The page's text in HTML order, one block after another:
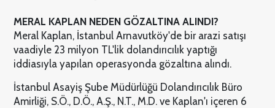
MERAL KAPLAN NEDEN GÖZALTINA ALINDI?
Meral Kaplan, İstanbul Arnavutköy'de bir arazi satışı
vaadiyle 23 milyon TL'lik dolandırıcılık yaptığı
iddiasıyla yapılan operasyonda gözaltına alındı.
İstanbul Asayiş Şube Müdürlüğü Dolandırıcılık Büro
Amirliği, S.Ö., D.Ö., A.Ş., N.T., M.D. ve Kaplan'ı içeren 6